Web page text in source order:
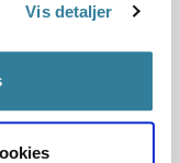
Vis detaljer